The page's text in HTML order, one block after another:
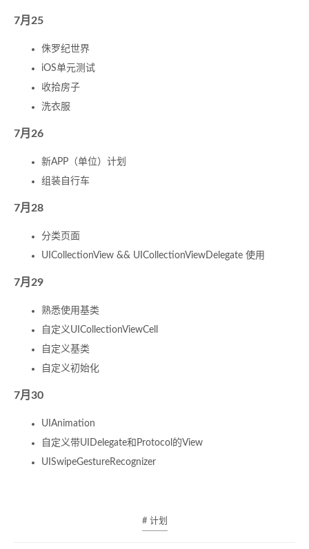
7月25
侏罗纪世界
iOS单元测试
收拾房子
洗衣服
7月26
新APP（单位）计划
组装自行车
7月28
分类页面
UICollectionView && UICollectionViewDelegate 使用
7月29
熟悉使用基类
自定义UICollectionViewCell
自定义基类
自定义初始化
7月30
UIAnimation
自定义带UIDelegate和Protocol的View
UISwipeGestureRecognizer
# 计划